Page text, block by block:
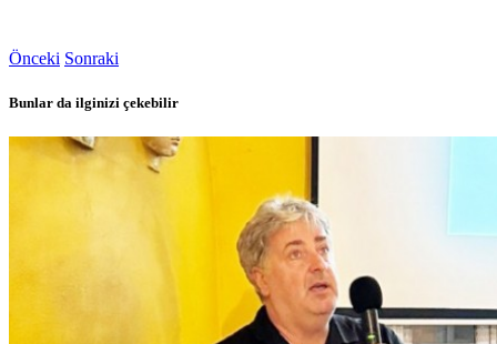
Önceki Sonraki
Bunlar da ilginizi çekebilir